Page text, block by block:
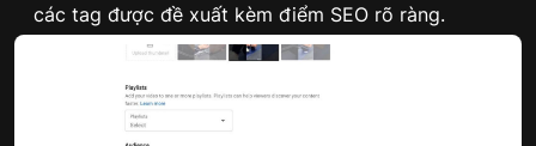
các tag được đề xuất kèm điểm SEO rõ ràng.